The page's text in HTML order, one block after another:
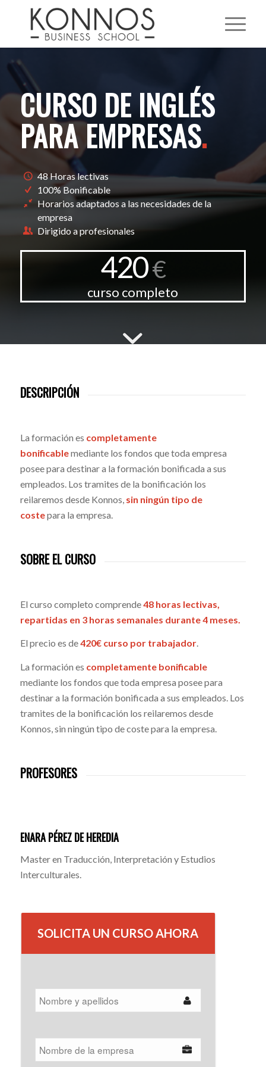
CURSO DE INGLÉS
PARA EMPRESAS.
48 Horas lectivas
100% Bonificable
Horarios adaptados a las necesidades de la
empresa
Dirigido a profesionales
420€
curso completo
DESCRIPCIÓN
La formación es completamente
bonificablemediante los fondos que toda empresa
posee para destinar a la formación bonificada a sus
empleados. Los tramites de la bonificación los
reilaremos desde Konnos, sin ningún tipo de
costepara la empresa.
SOBRE EL CURSO
El curso completo comprende48 horas lectivas,
repartidas en 3 horas semanales durante 4 meses.
El precio es de420€ curso por trabajador.
La formación es completamente bonificable
mediante los fondos que toda empresa posee para
destinar a la formación bonificada a sus empleados. Los
tramites de la bonificación los reilaremos desde
Konnos, sin ningún tipo de coste para la empresa.
PROFESORES
ENARA PÉREZ DE HEREDIA
Master en Traducción, Interpretación y Estudios
Interculturales.
SOLICITA UN CURSO AHORA